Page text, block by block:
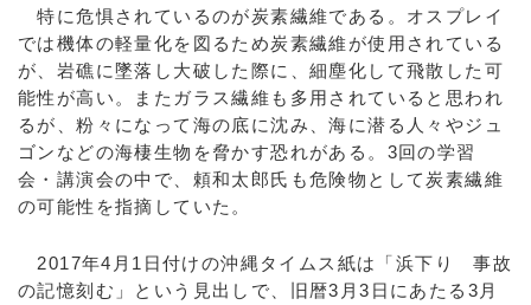
特に危惧されているのが炭素繊維である。オスプレイ
では機体の軽量化を図るため炭素繊維が使用されている
が、岩礁に墜落し大破した際に、細塵化して飛散した可
能性が高い。またガラス繊維も多用されていると思われ
るが、粉々になって海の底に沈み、海に潜る人々やジュ
ゴンなどの海棲生物を脅かす恐れがある。3回の学習
会・講演会の中で、頼和太郎氏も危険物として炭素繊維
の可能性を指摘していた。
2017年4月1日付けの沖縄タイムス紙は「浜下り 事故
の記憶刻む」という見出しで、旧暦3月3日にあたる3月